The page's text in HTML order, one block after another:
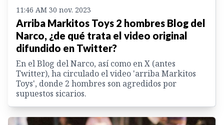
11:46 AM 30 nov. 2023
Arriba Markitos Toys 2 hombres Blog del
Narco, ¿de qué trata el video original
difundido en Twitter?
En el Blog del Narco, así como en X (antes
Twitter), ha circulado el video 'arriba Markitos
Toys', donde 2 hombres son agredidos por
supuestos sicarios.